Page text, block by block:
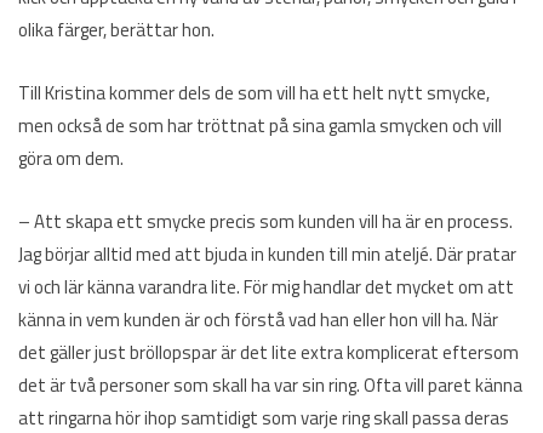
olika färger, berättar hon.
Till Kristina kommer dels de som vill ha ett helt nytt smycke,
men också de som har tröttnat på sina gamla smycken och vill
göra om dem.
– Att skapa ett smycke precis som kunden vill ha är en process.
Jag börjar alltid med att bjuda in kunden till min ateljé. Där pratar
vi och lär känna varandra lite. För mig handlar det mycket om att
känna in vem kunden är och förstå vad han eller hon vill ha. När
det gäller just bröllopspar är det lite extra komplicerat eftersom
det är två personer som skall ha var sin ring. Ofta vill paret känna
att ringarna hör ihop samtidigt som varje ring skall passa deras